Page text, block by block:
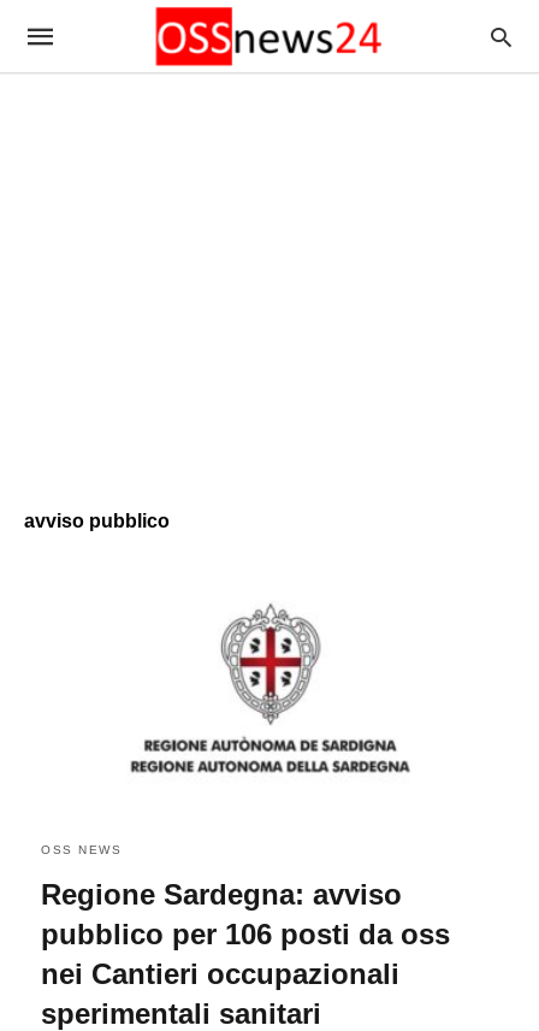
avviso pubblico
OSS NEWS
Regione Sardegna: avviso
pubblico per 106 posti da oss
nei Cantieri occupazionali
sperimentali sanitari